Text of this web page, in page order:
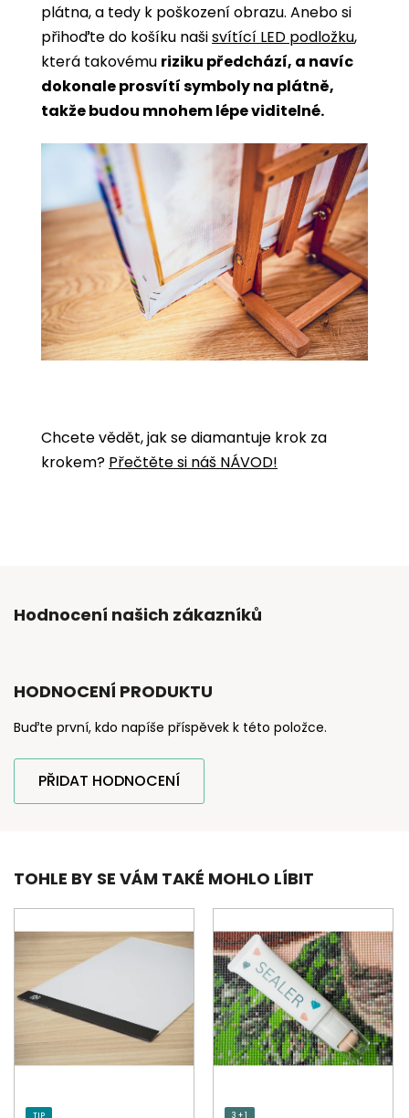
plátna, a tedy k poškození obrazu. Anebo si
přihoďte do košíku našisvítící LED podložku,
která takovému riziku předchází, a navíc
dokonale prosvítí symboly na plátně,
takže budou mnohem lépe viditelné.
Chcete vědět, jak se diamantuje krok za
krokem? Přečtěte si náš NÁVOD!
Hodnocení našich zákazníků
HODNOCENÍ PRODUKTU
Buďte první, kdo napíše příspěvek k této položce.
PŘIDAT HODNOCENÍ
TOHLE BY SE VÁM TAKÉ MOHLO LÍBIT